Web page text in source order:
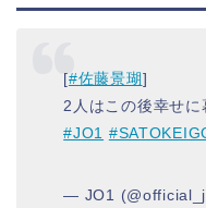
[#佐藤景瑚]
2人はこの後幸せに
#JO1
— JO1